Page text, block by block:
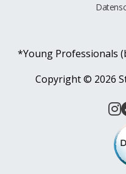
*Young Professionals
Copyright © 2026